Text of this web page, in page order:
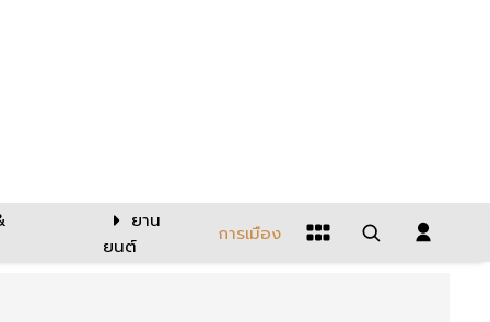
ยาน
ยนต์
การเมือง